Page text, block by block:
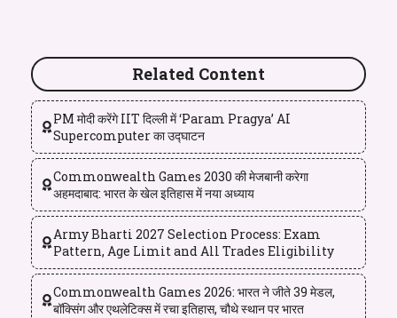
Related Content
PM मोदी करेंगे IIT दिल्ली में ‘Param Pragya’ AI
Supercomputer का उद्घाटन
Commonwealth Games 2030 की मेजबानी करेगा
अहमदाबाद: भारत के खेल इतिहास में नया अध्याय
Army Bharti 2027 Selection Process: Exam
Pattern, Age Limit and All Trades Eligibility
Commonwealth Games 2026: भारत ने जीते 39 मेडल,
बॉक्सिंग और एथलेटिक्स में रचा इतिहास, चौथे स्थान पर भारत